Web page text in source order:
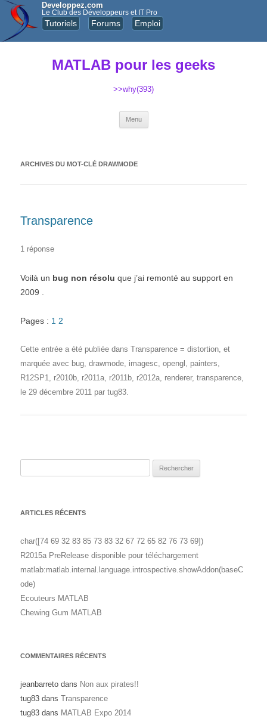
Developpez.com
Le Club des Développeurs et IT Pro
Tutoriels Forums Emploi
MATLAB pour les geeks
>>why(393)
Menu
ARCHIVES DU MOT-CLÉ DRAWMODE
Transparence
1 réponse
Voilà un bug non résolu que j’ai remonté au support en
2009 .
Pages : 1 2
Cette entrée a été publiée dans Transparence = distortion, et
marquée avec bug, drawmode, imagesc, opengl , painters,
R12SP1, r2010b, r2011a, r2011b, r2012a, renderer, transparence,
le 29 décembre 2011 par tug83.
ARTICLES RÉCENTS
char([74 69 32 83 85 73 83 32 67 72 65 82 76 73 69])
R2015a PreRelease disponible pour téléchargement
matlab:matlab.internal.language.introspective.showAddon(baseC
ode)
Ecouteurs MATLAB
Chewing Gum MATLAB
COMMENTAIRES RÉCENTS
jeanbarreto dans Non aux pirates!!
tug83 dans Transparence
tug83 dans MATLAB Expo 2014